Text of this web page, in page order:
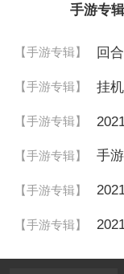
手游专辑
【手游专辑】 回
【手游专辑】 挂
【手游专辑】
【手游专辑】 手
【手游专辑】
【手游专辑】